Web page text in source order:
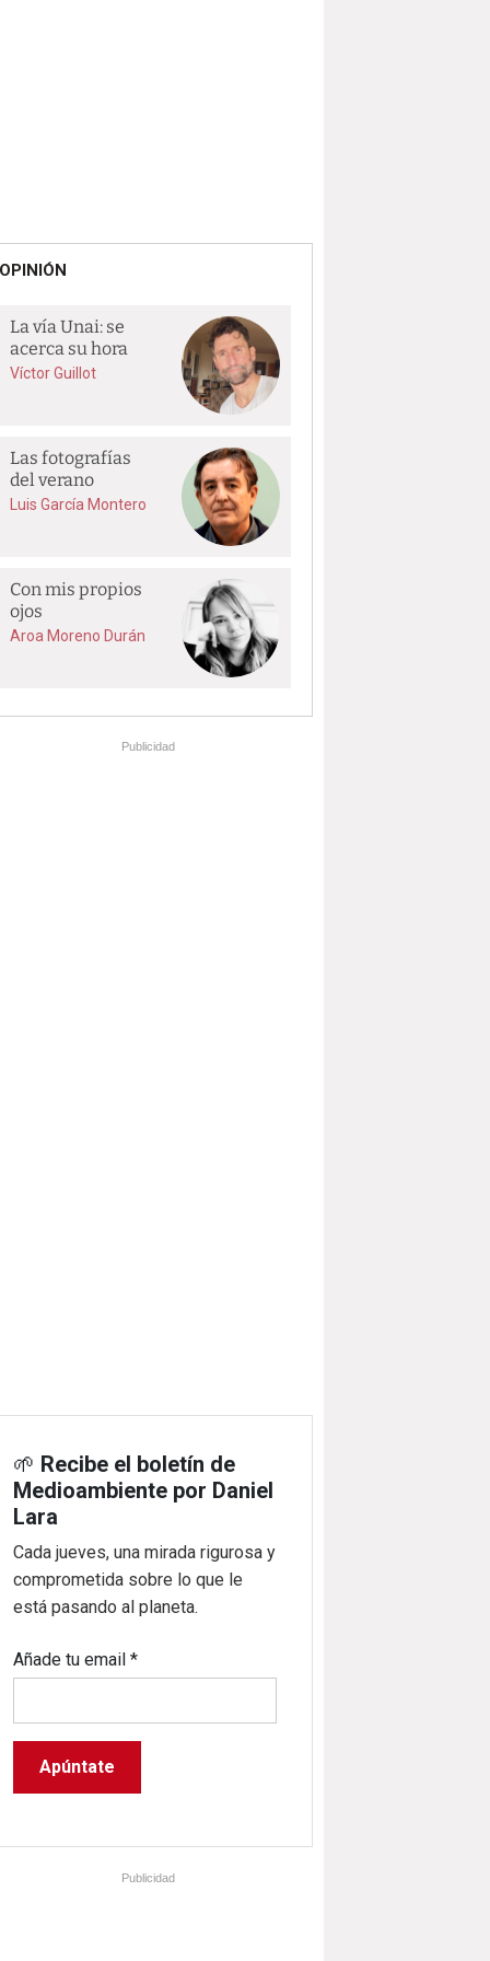
OPINIÓN
La vía Unai: se
acerca su hora
Víctor Guillot
Las fotografías
del verano
Luis García Montero
Con mis propios
ojos
Aroa Moreno Durán
Publicidad
🌱 Recibe el boletín de
Medioambiente por Daniel
Lara
Cada jueves, una mirada rigurosa y
comprometida sobre lo que le
está pasando al planeta.
Añade tu email*
Publicidad